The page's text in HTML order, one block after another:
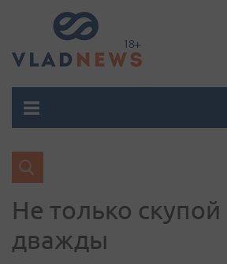
Не только скупой
дважды